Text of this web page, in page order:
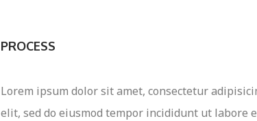
PROCESS
Lorem ipsum dolor sit amet, consectetur
elit, sed do eiusmod tempor incididunt ut labore